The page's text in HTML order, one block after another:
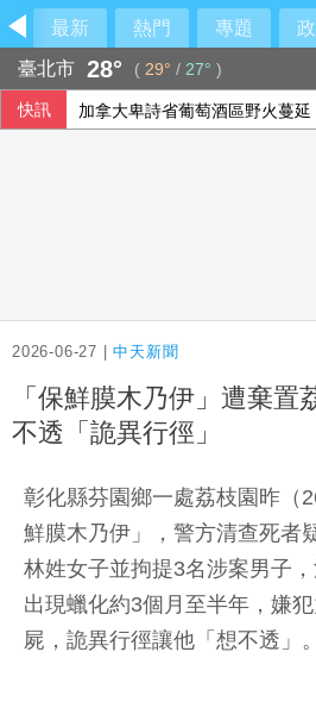
最新 熱門 專題
臺北市 28° ( 29° / 27° )
快訊 加拿大卑詩省葡萄酒區野火蔓
2026-06-27 |中天新聞
「保鮮膜木乃伊」遭棄
不透「詭異行徑」
彰化縣芬園鄉一處荔枝園昨（
鮮膜木乃伊」，警方清查死者
林姓女子並拘提3名涉案男子
出現蠟化約3個月至半年，嫌
屍，詭異行徑讓他「想不透」。